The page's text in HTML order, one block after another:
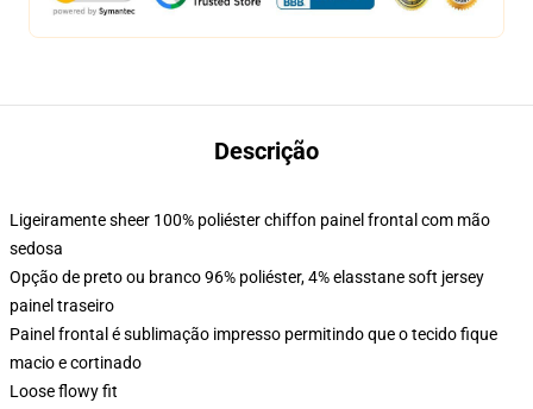
Descrição
Ligeiramente sheer 100% poliéster chiffon painel frontal com mão
sedosa
Opção de preto ou branco 96% poliéster, 4% elasstane soft jersey
painel traseiro
Painel frontal é sublimação impresso permitindo que o tecido fique
macio e cortinado
Loose flowy fit